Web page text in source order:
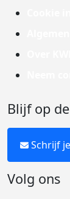
Blijf op
Schrijf
Volg ons